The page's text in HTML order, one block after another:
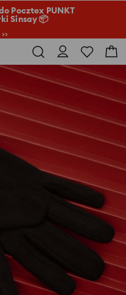
Pocztex PUNKT
Sinsay 📦
Rękawiczki